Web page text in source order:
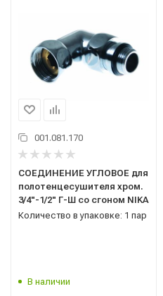
001.081.170
СОЕДИНЕНИЕ УГЛОВОЕ для
полотенцесушителя хром.
3/4"-1/2" Г-Ш со сгоном NIKA
Количество в упаковке: 1 пар
В наличии